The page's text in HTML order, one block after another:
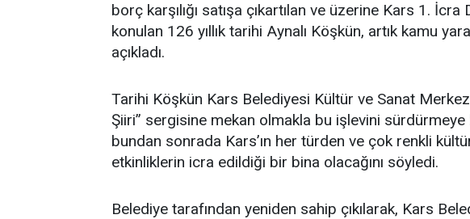
borç karşılığı satışa çıkartılan ve üzerine Kars 1.
konulan 126 yıllık tarihi Aynalı Köşkün, artık kamu
açıkladı.
Tarihi Köşkün Kars Belediyesi Kültür ve Sanat
Şiiri” sergisine mekan olmakla bu işlevini sürdürmeye
bundan sonrada Kars’ın her türden ve çok renkli
etkinliklerin icra edildiği bir bina olacağını söyledi.
Belediye tarafından yeniden sahip çıkılarak, Kars